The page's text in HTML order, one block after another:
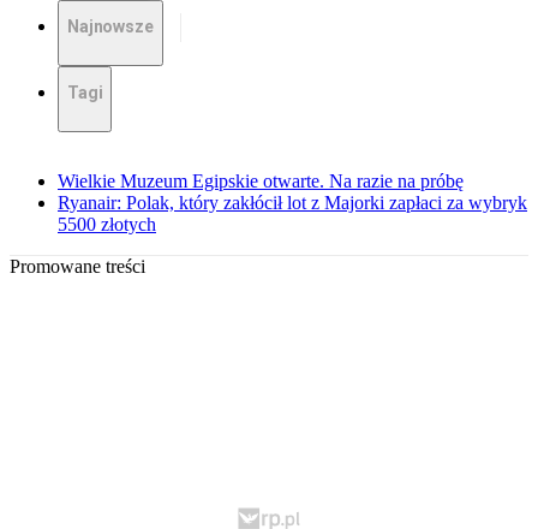
Najnowsze
Tagi
Wielkie Muzeum Egipskie otwarte. Na razie na próbę
Ryanair: Polak, który zakłócił lot z Majorki zapłaci za wybryk
5500 złotych
Promowane treści